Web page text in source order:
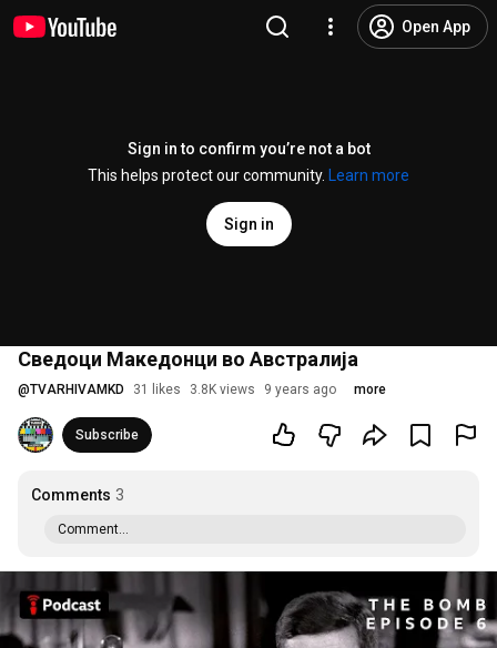
Open App
Sign in to confirm you’re not a bot
This helps protect our community.
Learn more
Sign in
Сведоци Македонци во Австралија
@TVARHIVAMKD 31 likes 3.8K views 9 years ago more
Subscribe
Comments 3
Comment...